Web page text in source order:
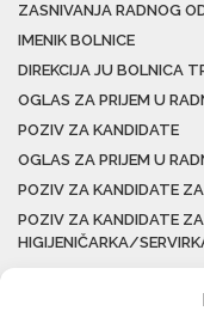
ZASNIVANJA RADNOG
IMENIK BOLNICE
DIREKCIJA JU BOLNICA
OGLAS ZA PRIJEM U
POZIV ZA KANDIDATE
OGLAS ZA PRIJEM U
POZIV ZA KANDIDATE
POZIV ZA KANDIDATE
HIGIJENIČARKA/